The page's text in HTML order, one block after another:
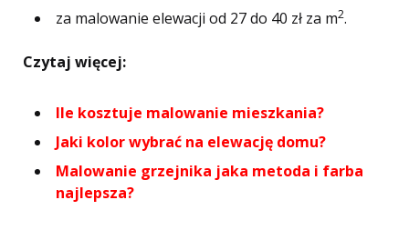
za malowanie elewacji od 27 do 40 zł za m2.
Czytaj więcej:
Ile kosztuje malowanie mieszkania?
Jaki kolor wybrać na elewację domu?
Malowanie grzejnika jaka metoda i farba
najlepsza?